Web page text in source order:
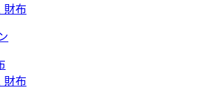
財布
財布